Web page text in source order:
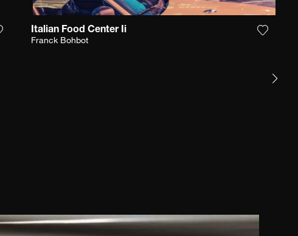
Aggiungi la fotografia alla mia lista dei desideri
Italian Food Center Ii
Franck Bohbot